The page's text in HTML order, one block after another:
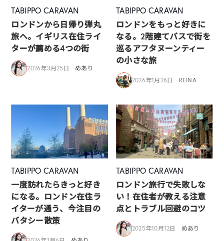
TABIPPO CARAVAN
ロンドンから日帰り弾丸
旅へ。イギリス在住ライ
ターが薦める4つの街
2026年3月25日 めあり
TABIPPO CARAVAN
ロンドンをもっと好きに
なる。2階建てバスで街を
巡るアフタヌーンティー
の小さな旅
2026年1月26日 REINA
TABIPPO CARAVAN
一度訪れたらきっと好き
になる。ロンドン在住ラ
イターが通う、今注目の
バタシー散策
TABIPPO CARAVAN
ロンドン旅行で失敗しな
い！在住者が教える注意
点とトラブル回避のコツ
2025年10月12日 めあり